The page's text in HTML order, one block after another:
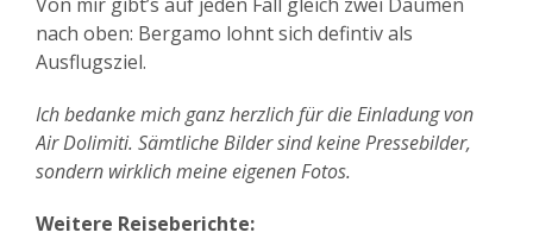
nach oben: Bergamo lohnt sich defintiv als
Ausflugsziel.
Ich bedanke mich ganz herzlich für die Einladung von
Air Dolimiti. Sämtliche Bilder sind keine Pressebilder,
sondern wirklich meine eigenen Fotos.
Weitere Reiseberichte: